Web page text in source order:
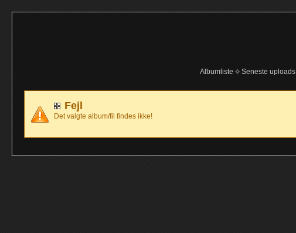
Albumliste
Seneste uploads
Fejl
Det valgte album/fil findes ikke!